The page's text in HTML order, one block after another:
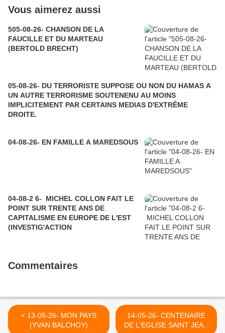
Vous aimerez aussi
505-08-26- CHANSON DE LA
FAUCILLE ET DU MARTEAU
(BERTOLD BRECHT)
05-08-26- DU TERRORISTE SUPPOSE OU NON DU HAMAS A
UN AUTRE TERRORISME SOUTENENU AU MOINS
IMPLICITEMENT PAR CERTAINS MEDIAS D'EXTRÊME
DROITE.
04-08-26- EN FAMILLE A MAREDSOUS
04-08-2 6- MICHEL COLLON FAIT LE
POINT SUR TRENTE ANS DE
CAPITALISME EN EUROPE DE L'EST
(INVESTIG'ACTION
Commentaires
< 13-05-26- MON PAYS
(YVAN BALCHOY)
14-05-26- CENTENAIRE
DE L'EGLISE SAINT JEAN